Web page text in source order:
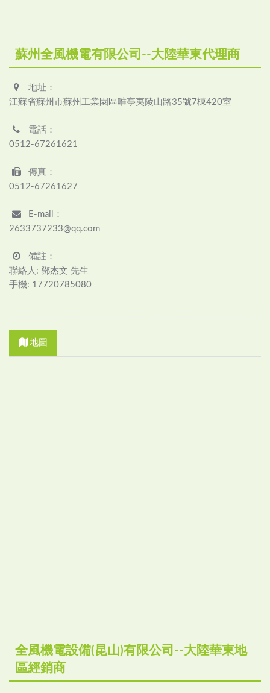
蘇州全風機電有限公司--大陸華東代理商
地址：
江蘇省蘇州市蘇州工業園區唯亭夷陵山路35號7棟420室
電話：
0512-67261621
傳真：
0512-67261627
E-mail：
2633737233@qq.com
備註：
聯絡人: 鄧杰文 先生
手機: 17720785080
地圖
全風機電設備(昆山)有限公司--大陸華東地
區經銷商